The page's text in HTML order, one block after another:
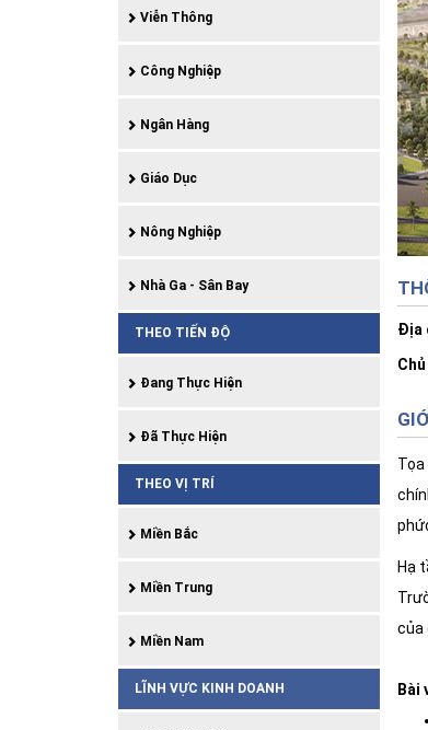
Địa
Hạ
của
Bài
Viễn Thông
Công Nghiệp
Ngân Hàng
Giáo Dục
Nông Nghiệp
Nhà Ga - Sân Bay
THEO TIẾN ĐỘ
Đang Thực Hiện
Đã Thực Hiện
THEO VỊ TRÍ
Miền Bắc
Miền Trung
Miền Nam
LĨNH VỰC KINH DOANH